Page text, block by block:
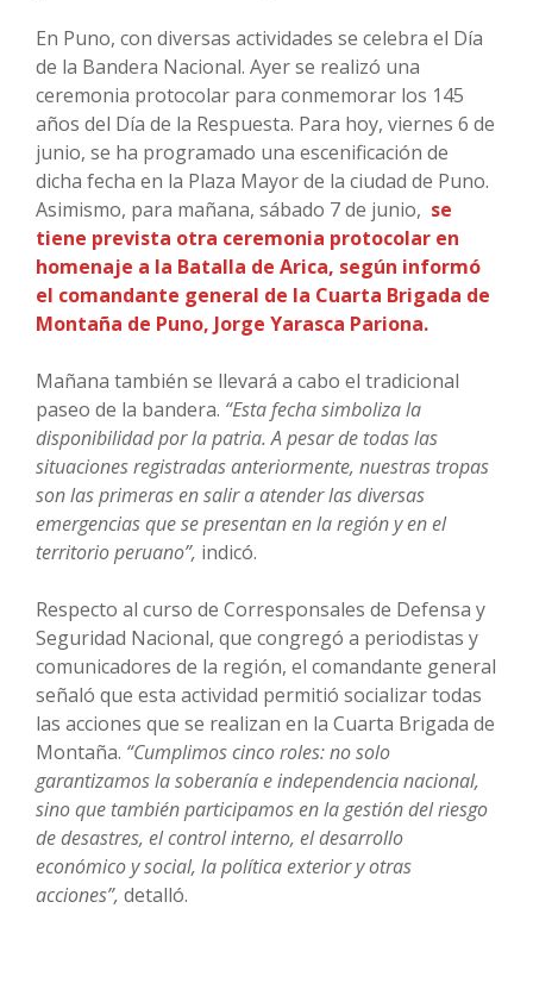
En Puno, con diversas actividades se celebra el Día
de la Bandera Nacional. Ayer se realizó una
ceremonia protocolar para conmemorar los 145
años del Día de la Respuesta. Para hoy, viernes 6 de
junio, se ha programado una escenificación de
dicha fecha en la Plaza Mayor de la ciudad de Puno.
Asimismo, para mañana, sábado 7 de junio, se
tiene prevista otra ceremonia protocolar en
homenaje a la Batalla de Arica, según informó
el comandante general de la Cuarta Brigada de
Montaña de Puno, Jorge Yarasca Pariona.
Mañana también se llevará a cabo el tradicional
paseo de la bandera. “Esta fecha simboliza la
disponibilidad por la patria. A pesar de todas las
situaciones registradas anteriormente, nuestras tropas
son las primeras en salir a atender las diversas
emergencias que se presentan en la región y en el
territorio peruano”, indicó.
Respecto al curso de Corresponsales de Defensa y
Seguridad Nacional, que congregó a periodistas y
comunicadores de la región, el comandante general
señaló que esta actividad permitió socializar todas
las acciones que se realizan en la Cuarta Brigada de
Montaña. “Cumplimos cinco roles: no solo
garantizamos la soberanía e independencia nacional,
sino que también participamos en la gestión del riesgo
de desastres, el control interno, el desarrollo
económico y social, la política exterior y otras
acciones”, detalló.